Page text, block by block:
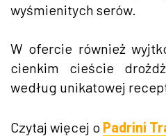
wyśmienitych serów.
W ofercie również
cienkim cieście
według unikatowej
Czytaj więcej o Padrini